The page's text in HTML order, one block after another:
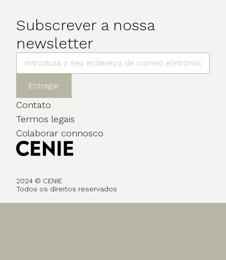
Subscrever a nossa
newsletter
Entregar
Contato
Termos legais
Colaborar connosco
2024 © CENIE
Todos os direitos reservados